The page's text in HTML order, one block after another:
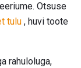
Otsuse
tulu , huvi toote
rahuloluga,